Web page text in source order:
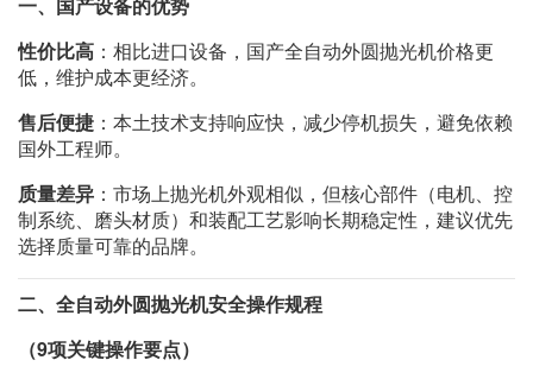
性价比高 ：相比进口设备，国产全自动外圆抛光机价格更
低，维护成本更经济。
售后便捷 ：本土技术支持响应快，减少停机损失，避免依赖
国外工程师。
质量差异 ：市场上抛光机外观相似，但核心部件（电机、控
制系统、磨头材质）和装配工艺影响长期稳定性，建议优先
选择质量可靠的品牌。
二、全自动外圆抛光机安全操作规程
（9项关键操作要点）